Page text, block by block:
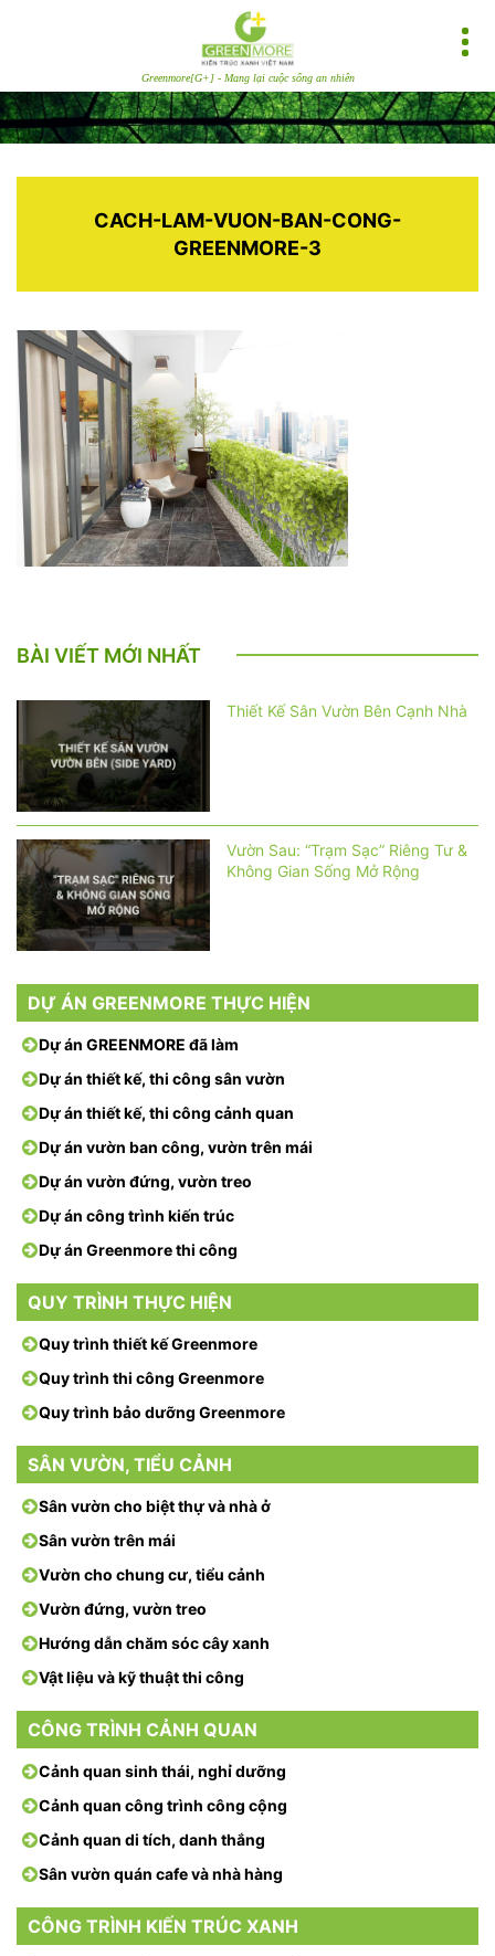
Greenmore[G+] - Mang lại cuộc sống an nhiên
CACH-LAM-VUON-BAN-CONG-
GREENMORE-3
BÀI VIẾT MỚI NHẤT
Thiết Kế Sân Vườn Bên Cạnh Nhà
Vườn Sau: “Trạm Sạc” Riêng Tư &
Không Gian Sống Mở Rộng
DỰ ÁN GREENMORE THỰC HIỆN
Dự án GREENMORE đã làm
Dự án thiết kế, thi công sân vườn
Dự án thiết kế, thi công cảnh quan
Dự án vườn ban công, vườn trên mái
Dự án vườn đứng, vườn treo
Dự án công trình kiến trúc
Dự án Greenmore thi công
QUY TRÌNH THỰC HIỆN
Quy trình thiết kế Greenmore
Quy trình thi công Greenmore
Quy trình bảo dưỡng Greenmore
SÂN VƯỜN, TIỂU CẢNH
Sân vườn cho biệt thự và nhà ở
Sân vườn trên mái
Vườn cho chung cư, tiểu cảnh
Vườn đứng, vườn treo
Hướng dẫn chăm sóc cây xanh
Vật liệu và kỹ thuật thi công
CÔNG TRÌNH CẢNH QUAN
Cảnh quan sinh thái, nghỉ dưỡng
Cảnh quan công trình công cộng
Cảnh quan di tích, danh thắng
Sân vườn quán cafe và nhà hàng
CÔNG TRÌNH KIẾN TRÚC XANH